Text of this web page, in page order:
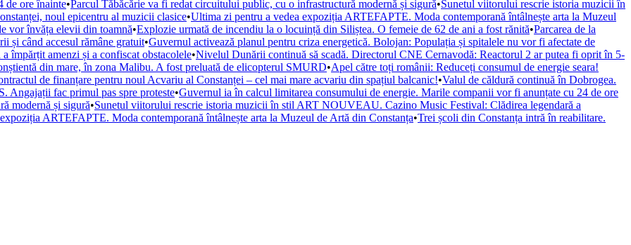
de ore înainte•Parcul Tăbăcărie va fi redat circuitului public, cu o infrastructură modernă și sigură•Sunetul viitorului rescrie istoria muzicii în
noul epicentru al muzicii clasice•Ultima zi pentru a vedea expoziția ARTEFAPTE. Moda contemporană întâlnește arta la Muzeul
vor învăța elevii din toamnă•Explozie urmată de incendiu la o locuință din Siliștea. O femeie de 62 de ani a fost rănită•Parcarea de la
și când accesul rămâne gratuit•Guvernul activează planul pentru criza energetică. Bolojan: Populația și spitalele nu vor fi afectate de
împărțit amenzi și a confiscat obstacolele•Nivelul Dunării continuă să scadă. Directorul CNE Cernavodă: Reactorul 2 ar putea fi oprit în 5-
din mare, în zona Malibu. A fost preluată de elicopterul SMURD•Apel către toți românii: Reduceți consumul de energie seara!
de finanțare pentru noul Acvariu al Constanței – cel mai mare acvariu din spațiul balcanic!•Valul de căldură continuă în Dobrogea.
Angajații fac primul pas spre proteste•Guvernul ia în calcul limitarea consumului de energie. Marile companii vor fi anunțate cu 24 de ore
modernă și sigură•Sunetul viitorului rescrie istoria muzicii în stil ART NOUVEAU. Cazino Music Festival: Clădirea legendară a
ARTEFAPTE. Moda contemporană întâlnește arta la Muzeul de Artă din Constanța•Trei școli din Constanța intră în reabilitare.